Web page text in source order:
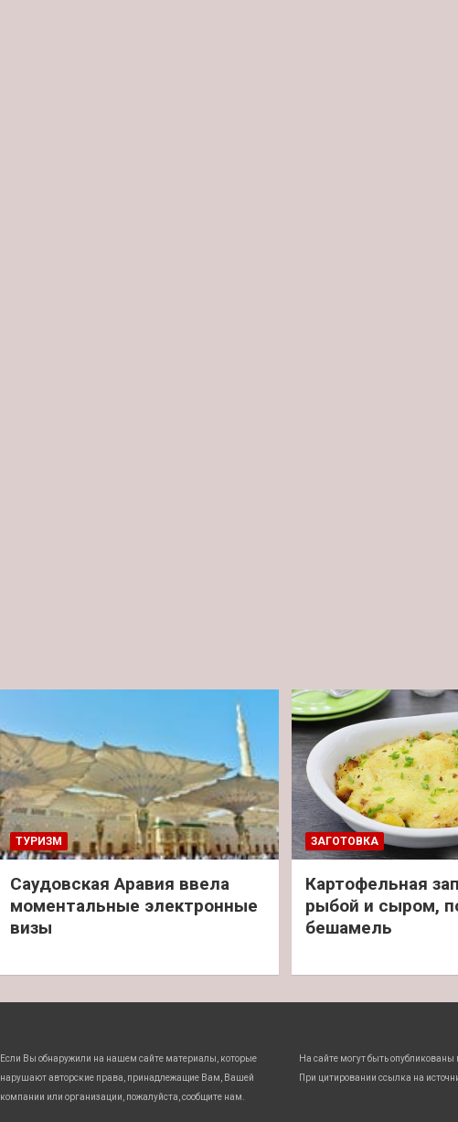
ТУРИЗМ
Саудовская Аравия ввела
моментальные электронные
визы
ЗАГОТОВКА
Картофельная
рыбой и сыром,
бешамель
Если Вы обнаружили на нашем сайте материалы, которые
нарушают авторские права, принадлежащие Вам, Вашей
компании или организации, пожалуйста, сообщите нам.
На сайте могут быть
При цитировании ссылка на